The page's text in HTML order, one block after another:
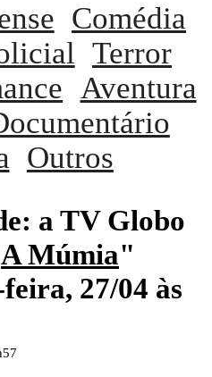
Comédia
Terror
Aventura
Outros
a TV Globo
A Múmia"
27/04 às